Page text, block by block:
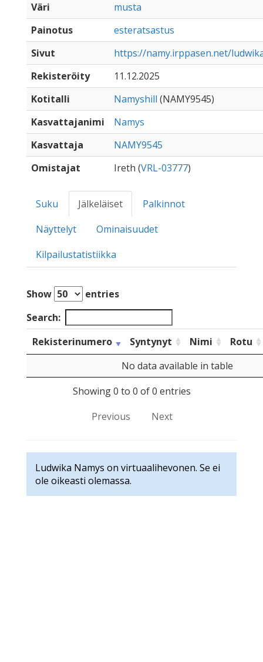
Väri
musta
Painotus
esteratsastus
Sivut
https://namy.irppasen.net/
Rekisteröity
11.12.2025
Kotitalli
Namyshill (NAMY9545)
Kasvattajanimi
Namys
Kasvattaja
NAMY9545
Omistajat
Ireth (VRL-03777)
Suku Jälkeläiset
Palkinnot
Näyttelyt
Ominaisuudet
Kilpailustatistiikka
Show
entries
Search:
Rekisterinumero
Syntynyt Nimi
Rotu
No data available in table
Showing 0 to 0 of 0 entries
Previous
Next
Ludwika Namys on virtuaalihevonen. Se ei
ole oikeasti olemassa.